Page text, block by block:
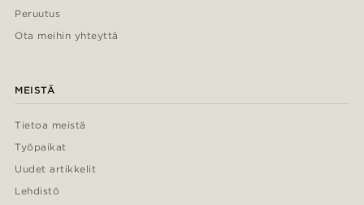
Peruutus
Ota meihin yhteyttä
MEISTÄ
Tietoa meistä
Työpaikat
Uudet artikkelit
Lehdistö